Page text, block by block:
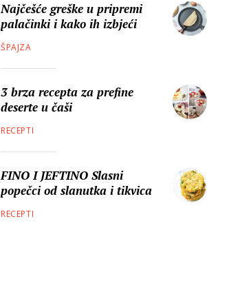
Najčešće greške u pripremi
palačinki i kako ih izbjeći
ŠPAJZA
3 brza recepta za prefine
deserte u čaši
RECEPTI
FINO I JEFTINO Slasni
popečci od slanutka i tikvica
RECEPTI